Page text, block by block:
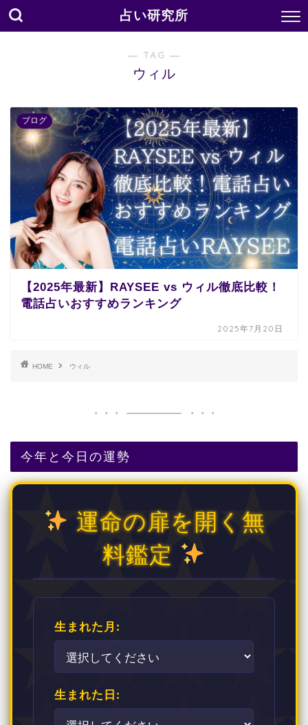
占い研究所
― TAG ―
ウィル
ブログ
【2025年最新】RAYSEE vs ウィル徹底比較！
電話占いおすすめランキング
2025年7月20日
HOME ウィル
今年と今日の運勢
運命の扉を開く無
料鑑定
生まれた月:
生まれた日: